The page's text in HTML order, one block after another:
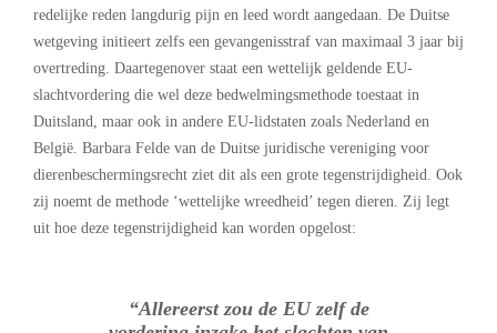
redelijke reden langdurig pijn en leed wordt aangedaan. De Duitse
wetgeving initieert zelfs een gevangenisstraf van maximaal 3 jaar bij
overtreding. Daartegenover staat een wettelijk geldende EU-
slachtvordering die wel deze bedwelmingsmethode toestaat in
Duitsland, maar ook in andere EU-lidstaten zoals Nederland en
België. Barbara Felde van de Duitse juridische vereniging voor
dierenbeschermingsrecht ziet dit als een grote tegenstrijdigheid. Ook
zij noemt de methode ‘wettelijke wreedheid’ tegen dieren. Zij legt
uit hoe deze tegenstrijdigheid kan worden opgelost:
“Allereerst zou de EU zelf de